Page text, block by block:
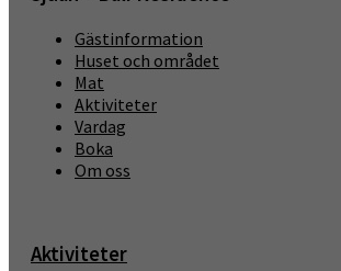
Gästinformation
Huset och området
Mat
Aktiviteter
Vardag
Boka
Om oss
Aktiviteter